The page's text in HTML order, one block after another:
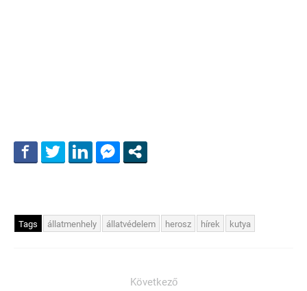
Tags állatmenhely állatvédelem herosz hírek kutya
Következő